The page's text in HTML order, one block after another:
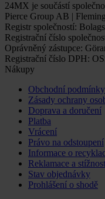
24MX je součástí
Pierce Group AB |
Registr společností:
Registrační číslo
Oprávněný zástupce:
Registrační číslo DPH:
Nákupy
Obchodní podmínky
Zásady ochrany
Doprava a doručení
Platba
Vrácení
Právo na odstoupení
Informace o
Reklamace a
Stav objednávky
Prohlášení o shodě